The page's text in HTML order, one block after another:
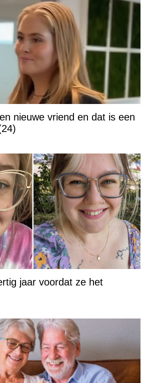
nieuwe vriend en dat is een
jaar voordat ze het